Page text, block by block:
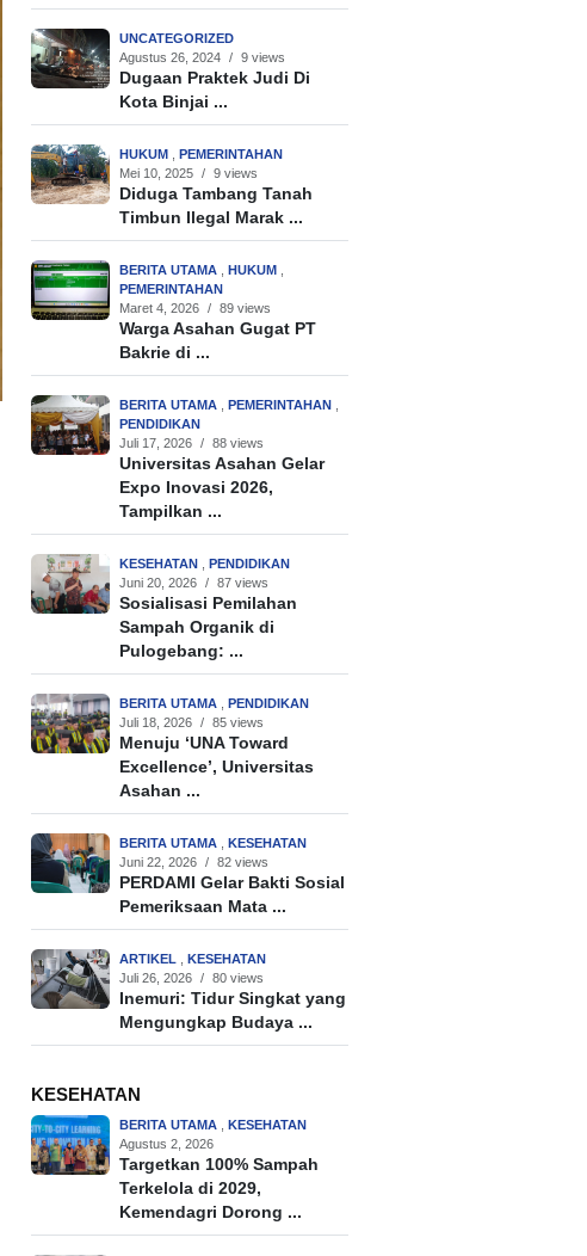
UNCATEGORIZED
Agustus 26, 2024
/ 9 views
Dugaan Praktek Judi Di
Kota Binjai ...
HUKUM , PEMERINTAHAN
Mei 10, 2025
/ 9 views
Diduga Tambang Tanah
Timbun Ilegal Marak ...
BERITA UTAMA , HUKUM ,
PEMERINTAHAN
Maret 4, 2026
/ 89 views
Warga Asahan Gugat PT
Bakrie di ...
BERITA UTAMA , PEMERINTAHAN ,
PENDIDIKAN
Juli 17, 2026
/ 88 views
Universitas Asahan Gelar
Expo Inovasi 2026,
Tampilkan ...
KESEHATAN , PENDIDIKAN
Juni 20, 2026
/ 87 views
Sosialisasi Pemilahan
Sampah Organik di
Pulogebang: ...
BERITA UTAMA , PENDIDIKAN
Juli 18, 2026
/ 85 views
Menuju ‘UNA Toward
Excellence’, Universitas
Asahan ...
BERITA UTAMA , KESEHATAN
Juni 22, 2026
/ 82 views
PERDAMI Gelar Bakti Sosial
Pemeriksaan Mata ...
ARTIKEL , KESEHATAN
Juli 26, 2026
/ 80 views
Inemuri: Tidur Singkat yang
Mengungkap Budaya ...
KESEHATAN
BERITA UTAMA , KESEHATAN
Agustus 2, 2026
Targetkan 100% Sampah
Terkelola di 2029,
Kemendagri Dorong ...